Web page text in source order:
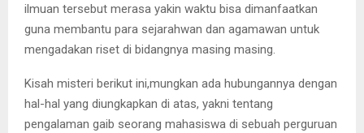
ilmuan tersebut merasa yakin waktu bisa dimanfaatkan
guna membantu para sejarahwan dan agamawan untuk
mengadakan riset di bidangnya masing masing.
Kisah misteri berikut ini,mungkan ada hubungannya dengan
hal-hal yang diungkapkan di atas, yakni tentang
pengalaman gaib seorang mahasiswa di sebuah perguruan